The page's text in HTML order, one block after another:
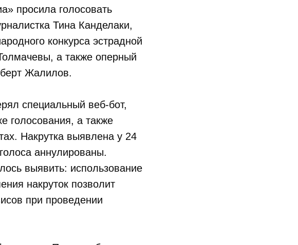
просила голосовать
Тина Канделаки,
конкурса эстрадной
а также оперный
Жалилов.
специальный веб-бот,
голосования, а также
Накрутка выявлена у 24
аннулированы.
выявить: использование
накруток позволит
при проведении